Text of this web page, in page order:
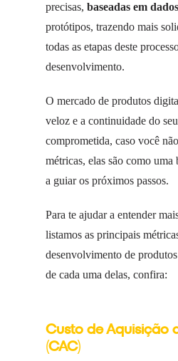
precisas, baseadas em dados
protótipos, trazendo mais
todas as etapas deste
desenvolvimento.
O mercado de produtos
veloz e a continuidade do
comprometida, caso você
métricas, elas são como uma
a guiar os próximos passos.
Para te ajudar a entender
listamos as principais
desenvolvimento de
de cada uma delas, confira:
Custo de Aquisição
(CAC)